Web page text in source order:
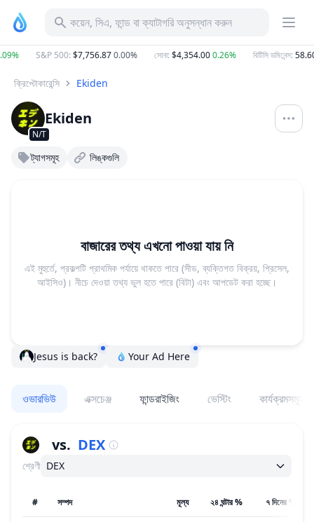
কয়েন, সিএ, ফান্ড বা ক্যাটাগরি অনুসন্ধান করুন
S&P 500: $7,756.870.00% সোনা: $4,354.000.26% বিটিসি ডমিনেন্স:
ক্রিপ্টোকারেন্সি Ekiden
N/T
Ekiden
ট্যাগসমূহ লিঙ্কগুলি
বাজারের তথ্য এখনো পাওয়া যায় নি
এই মুহুর্তে, প্রকল্পটি প্রাথমিক পর্যায়ে থাকতে পারে (সীড, ব্যক্তিগত বিক্রয়, প্রিসেল,
আইসিও)। নীচে দেওয়া তথ্য ভুল হতে পারে (বিটা) এবং আপডেট করা হচ্ছে।
Jesus is back? Your Ad Here
ওভারভিউ এক্সচেঞ্জ ফান্ডরাইজিং ভেস্টিং কার্যক্রমসমূহ
vs. DEX
শ্রেণী DEX
# সম্পদ মূল্য ২৪ ঘন্টার % ৭ দিনের %